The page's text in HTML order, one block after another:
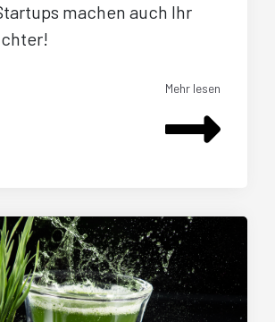
machen auch Ihr
Mehr lesen